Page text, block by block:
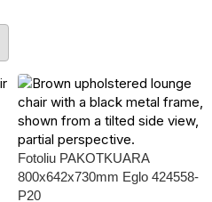
Fotoliu PAKOTKUARA
800x642x730mm Eglo 424558-
P20